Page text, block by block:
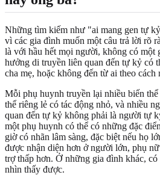
Những tìm kiếm như "ai mang gen tự
vì các gia đình muốn một câu trả lời rõ
là với hầu hết mọi người, không có một
hưởng di truyền liên quan đến tự kỷ có
cha mẹ, hoặc không đến từ ai theo cách
Mỗi phụ huynh truyền lại nhiều biến
thể riêng lẻ có tác động nhỏ, và nhiều
quan đến tự kỷ không phải là người tự
một phụ huynh có thể có những đặc
giờ có nhãn lâm sàng, đặc biệt nếu họ
được nhận diện hơn ở người lớn, phụ
trợ thấp hơn. Ở những gia đình khác,
nhìn thấy được.